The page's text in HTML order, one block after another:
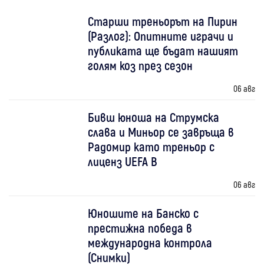
Старши треньорът на Пирин
(Разлог): Опитните играчи и
публиката ще бъдат нашият
голям коз през сезон
06 авг
Бивш юноша на Струмска
слава и Миньор се завръща в
Радомир като треньор с
лиценз UEFA B
06 авг
Юношите на Банско с
престижна победа в
международна контрола
(Снимки)